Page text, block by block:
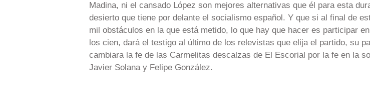
Madina, ni el cansado López son mejores alternativas que él para esta
desierto que tiene por delante el socialismo español. Y que si al final de
mil obstáculos en la que está metido, lo que hay que hacer es participar
los cien, dará el testigo al último de los relevistas que elija el partido, su
cambiara la fe de las Carmelitas descalzas de El Escorial por la fe en la
Javier Solana y Felipe González.